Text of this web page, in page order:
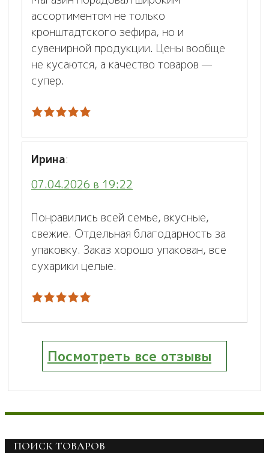
ассортиментом не только
кронштадтского зефира, но и
сувенирной продукции. Цены вообще
не кусаются, а качество товаров —
супер.
Ирина:
07.04.2026 в 19:22
Понравились всей семье, вкусные,
свежие. Отдельная благодарность за
упаковку. Заказ хорошо упакован, все
сухарики целые.
Посмотреть все отзывы
ПОИСК ТОВАРОВ